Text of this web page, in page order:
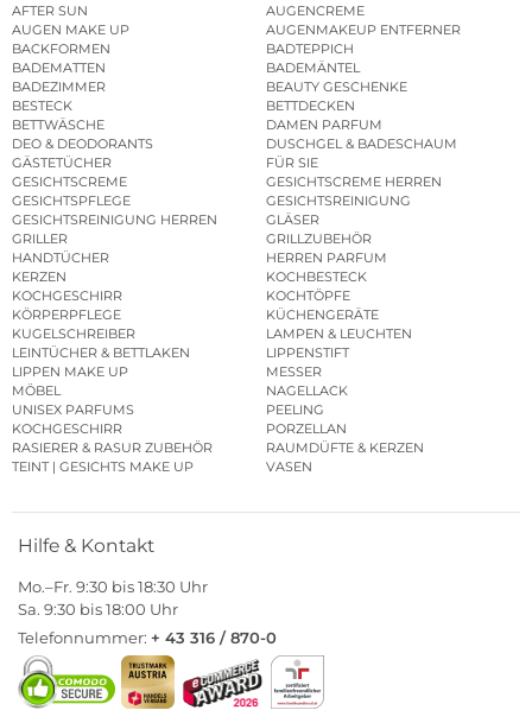
AFTER SUN
AUGENCREME
AUGEN MAKE UP
AUGENMAKEUP ENTFERNER
BACKFORMEN
BADTEPPICH
BADEMATTEN
BADEMÄNTEL
BADEZIMMER
BEAUTY GESCHENKE
BESTECK
BETTDECKEN
BETTWÄSCHE
DAMEN PARFUM
DEO & DEODORANTS
DUSCHGEL & BADESCHAUM
GÄSTETÜCHER
FÜR SIE
GESICHTSCREME
GESICHTSCREME HERREN
GESICHTSPFLEGE
GESICHTSREINIGUNG
GESICHTSREINIGUNG HERREN
GLÄSER
GRILLER
GRILLZUBEHÖR
HANDTÜCHER
HERREN PARFUM
KERZEN
KOCHBESTECK
KOCHGESCHIRR
KOCHTÖPFE
KÖRPERPFLEGE
KÜCHENGERÄTE
KUGELSCHREIBER
LAMPEN & LEUCHTEN
LEINTÜCHER & BETTLAKEN
LIPPENSTIFT
LIPPEN MAKE UP
MESSER
MÖBEL
NAGELLACK
UNISEX PARFUMS
PEELING
KOCHGESCHIRR
PORZELLAN
RASIERER & RASUR ZUBEHÖR
RAUMDÜFTE & KERZEN
TEINT | GESICHTS MAKE UP
VASEN
Hilfe & Kontakt
Mo.–Fr. 9:30 bis 18:30 Uhr
Sa. 9:30 bis 18:00 Uhr
Telefonnummer: + 43 316 / 870-0